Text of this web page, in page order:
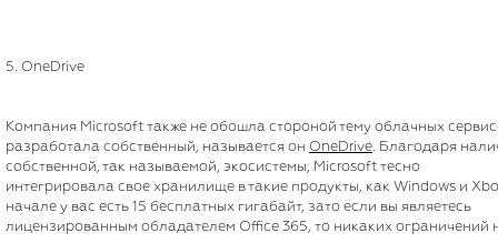
5. OneDrive
Компания Microsoft также не обошла стороной тему облачных
разработала собственный, называется он OneDrive. Благодаря
собственной, так называемой, экосистемы, Microsoft тесно
интегрировала свое хранилище в такие продукты, как Windows и
начале у вас есть 15 бесплатных гигабайт, зато если вы являетесь
лицензированным обладателем Office 365, то никаких ограничений